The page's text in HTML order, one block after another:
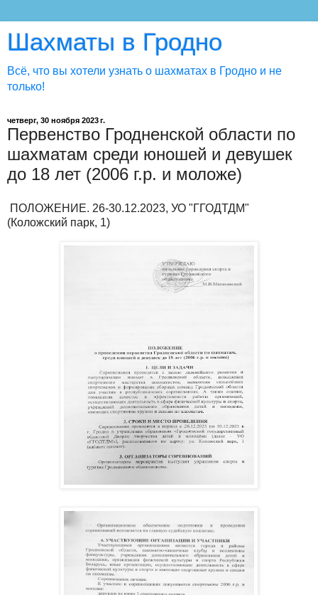
Шахматы в Гродно
Всё, что вы хотели узнать о шахматах в Гродно и не
только!
четверг, 30 ноября 2023 г.
Первенство Гродненской области по
шахматам среди юношей и девушек
до 18 лет (2006 г.р. и моложе)
ПОЛОЖЕНИЕ. 26-30.12.2023, УО "ГГОДТДМ"
(Коложский парк, 1)